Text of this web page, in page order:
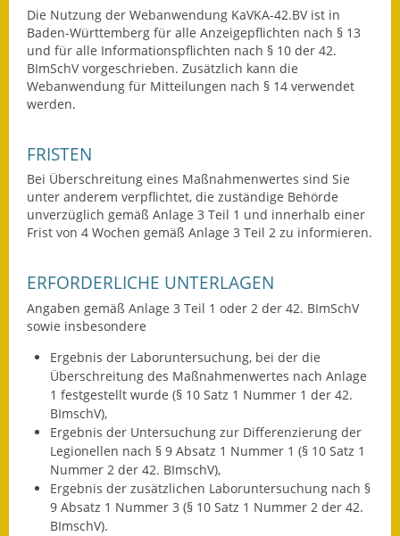
Gutachterausschuss
Landessanierungsprogramm
Mietspiegel
Hochwassergefahrenkarte
Gemeindehalle und
Grundschule &
Kernzeitbetreuung
Integration und Asyl
Bevölkerungsschutz
Kinderbetreuung
Nahverkehr
Ver- & Entsorgung
Die Nutzung der Webanwendung KaVKA-42.BV ist in
Baden-Württemberg für alle Anzeigepflichten nach § 13
und für alle Informationspflichten nach § 10 der 42.
BImSchV vorgeschrieben. Zusätzlich kann die
Webanwendung für Mitteilungen nach § 14 verwendet
werden.
FRISTEN
Bei Überschreitung eines Maßnahmenwertes sind Sie
unter anderem verpflichtet, die zuständige Behörde
unverzüglich gemäß Anlage 3 Teil 1 und innerhalb einer
Frist von 4 Wochen gemäß Anlage 3 Teil 2 zu informieren.
ERFORDERLICHE UNTERLAGEN
Angaben gemäß Anlage 3 Teil 1 oder 2 der 42. BImSchV
sowie insbesondere
Ergebnis der Laboruntersuchung, bei der die
Überschreitung des Maßnahmenwertes nach Anlage
1 festgestellt wurde (§ 10 Satz 1 Nummer 1 der 42.
BImschV),
Ergebnis der Untersuchung zur Differenzierung der
Legionellen nach § 9 Absatz 1 Nummer 1 (§ 10 Satz 1
Nummer 2 der 42. BImschV),
Ergebnis der zusätzlichen Laboruntersuchung nach §
9 Absatz 1 Nummer 3 (§ 10 Satz 1 Nummer 2 der 42.
BImschV).